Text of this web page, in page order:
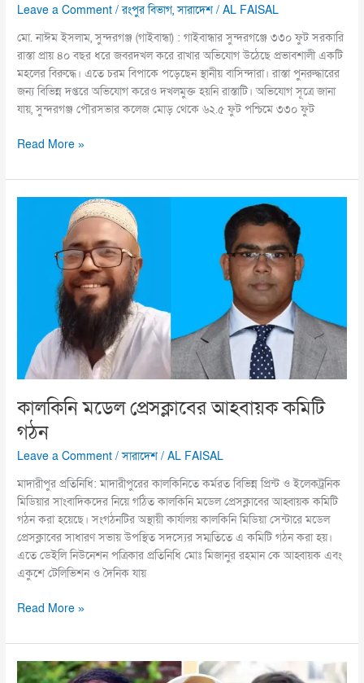
Leave a Comment /রংপুর বিভাগ,সারাদেশ /AL FAISAL
মো. নাঈম ইসলাম, সুন্দরগঞ্জ (গাইবান্ধা) : গাইবান্ধার সুন্দরগঞ্জে ৩৩০ ফুট সরকারি
রাস্তা প্রায় ৪০ বছর ধরে জবরদখল করে রাখার অভিযোগ উঠেছে প্রভাবশালী একটি
মহলের বিরুদ্ধে। এতে চরম বিপাকে পড়েছেন স্থানীয় বাসিন্দারা। রাস্তা পুনরুদ্ধারের
জন্য বিভিন্ন দপ্তরে অভিযোগ করেও দখলমুক্ত হয়নি রাস্তাটি। অভিযোগ সূত্রে জানা
যায়, সুন্দরগঞ্জ পৌরসভার কলেজ মোড় থেকে ৬২.৫ ফুট পশ্চিমে ৩৩০ ফুট
Read More »
কালকিনি মডেল প্রেসক্লাবের আহবায়ক কমিটি
গঠন
Leave a Comment /সারাদেশ /AL FAISAL
মাদারীপুর প্রতিনিধি: মাদারীপুরের কালকিনিতে কর্মরত বিভিন্ন প্রিন্ট ও ইলেকট্রনিক
মিডিয়ার সাংবাদিকদের নিয়ে গঠিত কালকিনি মডেল প্রেসক্লাবের আহ্বায়ক কমিটি
গঠন করা হয়েছে। সংগঠনটির অস্থায়ী কার্যালয় কালকিনি মিডিয়া সেন্টারে মডেল
প্রেসক্লাবের সাধারণ সভায় উপস্থিত সদস্যের সম্মতিতে এ কমিটি গঠন করা হয়।
এতে ডেইলি নিউনেশন পত্রিকার প্রতিনিধি মোঃ মিজানুর রহমান কে আহ্বায়ক এবং
একুশে টেলিভিশন ও দৈনিক যায়
আহবায়ক
Read More »
শিবির